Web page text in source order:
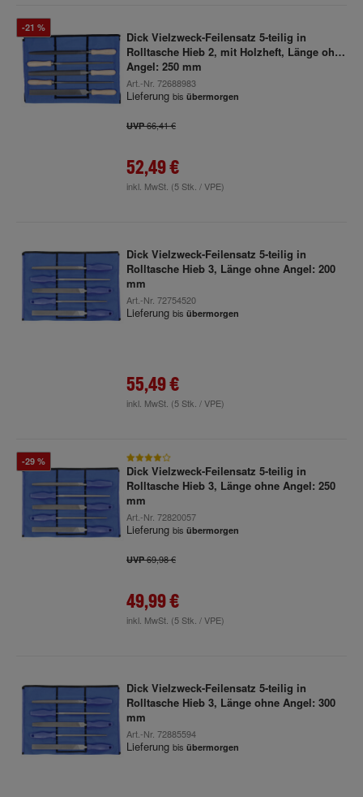
-21 %
Dick Vielzweck-Feilensatz 5-teilig in
Rolltasche Hieb 2, mit Holzheft, Länge ohne
Angel: 250 mm
Art.-Nr. 72688983
Lieferung bis übermorgen
UVP66,41 €
52,49 €
inkl. MwSt. (5 Stk. / VPE)
Dick Vielzweck-Feilensatz 5-teilig in
Rolltasche Hieb 3, Länge ohne Angel: 200
mm
Art.-Nr. 72754520
Lieferung bis übermorgen
55,49 €
inkl. MwSt. (5 Stk. / VPE)
-29 %
Dick Vielzweck-Feilensatz 5-teilig in
Rolltasche Hieb 3, Länge ohne Angel: 250
mm
Art.-Nr. 72820057
Lieferung bis übermorgen
UVP69,98 €
49,99 €
inkl. MwSt. (5 Stk. / VPE)
Dick Vielzweck-Feilensatz 5-teilig in
Rolltasche Hieb 3, Länge ohne Angel: 300
mm
Art.-Nr. 72885594
Lieferung bis übermorgen